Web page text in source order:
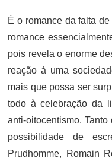
É o romance da falta
romance
pois revela o enorme
reação à uma
mais que possa ser
todo à celebração da
anti-oitocentismo.
possibilidade de
Prudhomme, Romain